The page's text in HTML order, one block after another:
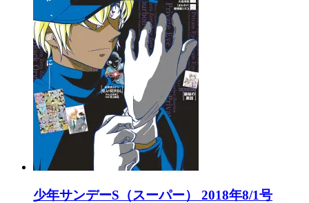
少年サンデーS（スーパー） 2018年8/1号